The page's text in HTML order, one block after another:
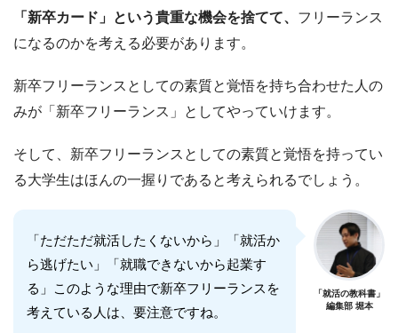
「新卒カード」という貴重な機会を捨てて、 フリーランス
になるのかを考える必要があります。
新卒フリーランスとしての素質と覚悟を持ち合わせた人の
みが「新卒フリーランス」としてやっていけます。
そして、新卒フリーランスとしての素質と覚悟を持ってい
る大学生はほんの一握りであると考えられるでしょう。
「ただただ就活したくないから」「就活か
ら逃げたい」「就職できないから起業す
る」このような理由で新卒フリーランスを
考えている人は、要注意ですね。
「就活の教科書」
編集部 堀本